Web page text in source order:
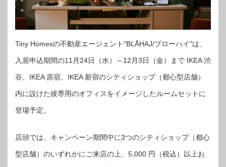
Tiny Homesの不動産エージェント"BLÅHAJ/ブローハイ"は、
入居申込期間の11月24日（水）～12月3日（金）まで IKEA 渋
谷、IKEA 原宿、IKEA 新宿のシティショップ（都心型店舗）
内に設けた彼専用のオフィスをイメージしたルームセットに
登場予定。
店頭では、キャンペーン期間中に3つのシティショップ（都心
型店舗）のいずれかにご来店の上、5,000 円（税込）以上お